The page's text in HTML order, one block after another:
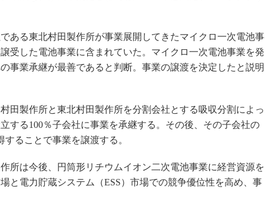
イノベーション
製造業ビッグデータ
知財マネジメント
制御セキュリティ
新型コロナへの対応
ある東北村田製作所が事業展開してきたマイクロ一次電池事
受した電池事業に含まれていた。マイクロ一次電池事業を発
事業承継が最善であると判断。事業の譲渡を決定したと説明
田製作所と東北村田製作所を分割会社とする吸収分割によっ
する100％子会社に事業を承継する。その後、その子会社の
ることで事業を譲渡する。
所は今後、円筒形リチウムイオン二次電池事業に経営資源を
と電力貯蔵システム（ESS）市場での競争優位性を高め、事